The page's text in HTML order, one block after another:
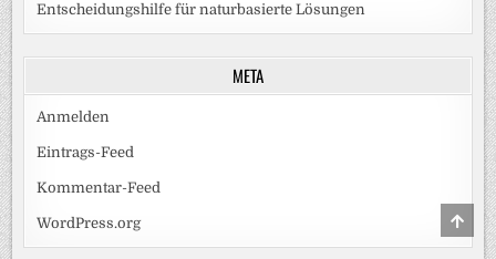
Entscheidungshilfe für naturbasierte Lösungen
META
Anmelden
Eintrags-Feed
Kommentar-Feed
WordPress.org TO
TOP